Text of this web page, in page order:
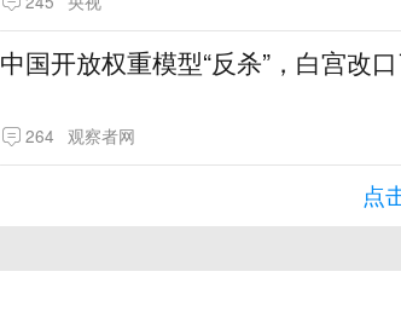
中国开放权重模型“反杀”，白宫改
264 观察者网
点